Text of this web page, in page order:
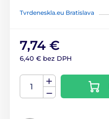
Tvrdeneskla.eu Bratislava
7,74 €
6,40 € bez DPH